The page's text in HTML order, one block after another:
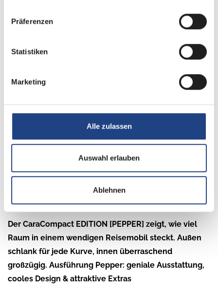
Präferenzen
Statistiken
Marketing
Alle zulassen
Auswahl erlauben
Ablehnen
Beschreibung
CaraCompact PEPPER
Der CaraCompact EDITION [PEPPER] zeigt, wie viel
Raum in einem wendigen Reisemobil steckt. Außen
schlank für jede Kurve, innen überraschend
großzügig. Ausführung Pepper: geniale Ausstattung,
cooles Design & attraktive Extras